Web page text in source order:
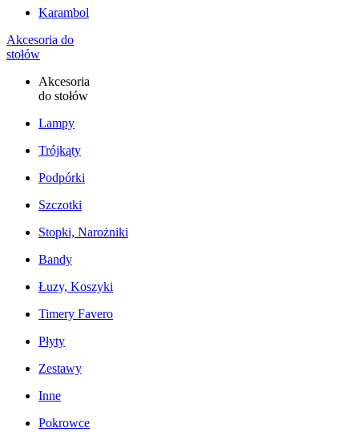
Karambol
Akcesoria do
stołów
Akcesoria
do stołów
Lampy
Trójkąty
Podpórki
Szczotki
Stopki, Narożniki
Bandy
Łuzy, Koszyki
Timery Favero
Płyty
Zestawy
Inne
Pokrowce